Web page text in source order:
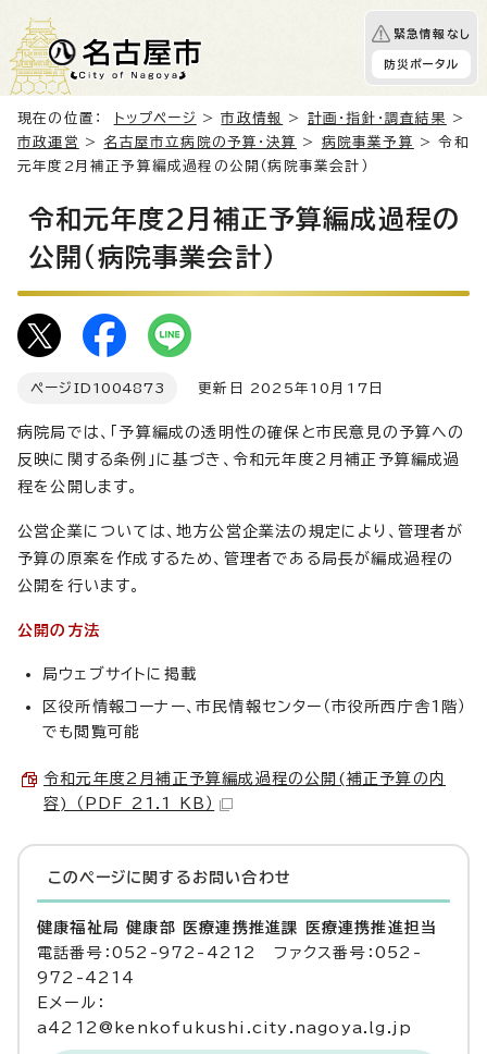
緊急情報なし
防災ポータル
現在の位置： トップページ >市政情報 > 計画・指針・調査結果
>
市政運営
> 名古屋市立病院の予算・決算 > 病院事業予算
> 令和
元年度2月補正予算編成過程の公開（病院事業会計）
令和元年度2月補正予算編成過程の
公開（病院事業会計）
ページID 1004873 更新日 2025年10月17日
病院局では、「予算編成の透明性の確保と市民意見の予算への
反映に関する条例」に基づき、令和元年度2月補正予算編成過
程を公開します。
公営企業については、地方公営企業法の規定により、管理者が
予算の原案を作成するため、管理者である局長が編成過程の
公開を行います。
公開の方法
局ウェブサイトに掲載
区役所情報コーナー、市民情報センター（市役所西庁舎1階）
でも閲覧可能
令和元年度2月補正予算編成過程の公開(補正予算の内
容) （PDF 21.1 KB）
このページに関する お問い合わせ
健康福祉局 健康部 医療連携推進課 医療連携推進担当
電話番号：052-972-4212 ファクス番号：052-
972-4214
Eメール：
a4212@kenkofukushi.city.nagoya.lg.jp